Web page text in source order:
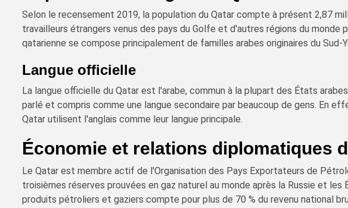
Selon le recensement 2019, la population du Qatar compte à présent 2,87
travailleurs étrangers venus des pays du Golfe et d'autres régions du monde
qatarienne se compose principalement de familles arabes originaires du Sud-
Langue officielle
La langue officielle du Qatar est l'arabe, commun à la plupart des États
parlé et compris comme une langue secondaire par beaucoup de gens. En
Qatar utilisent l'anglais comme leur langue principale.
Économie et relations diplomatiques
Le Qatar est membre actif de l'Organisation des Pays Exportateurs de
troisièmes réserves prouvées en gaz naturel au monde après la Russie et les
produits pétroliers et gaziers compte pour plus de 70 % du revenu national